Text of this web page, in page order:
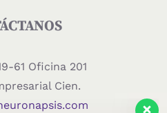
61 Oficina 201
Cien.